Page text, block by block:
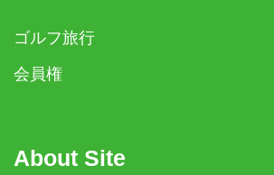
ゴルフ旅行
会員権
About Site